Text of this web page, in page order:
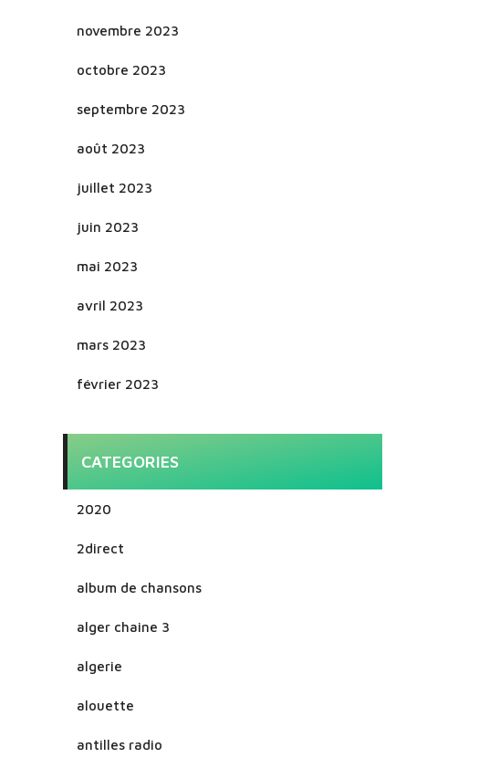
novembre 2023
octobre 2023
septembre 2023
août 2023
juillet 2023
juin 2023
mai 2023
avril 2023
mars 2023
février 2023
CATEGORIES
2020
2direct
album de chansons
alger chaine 3
algerie
alouette
antilles radio